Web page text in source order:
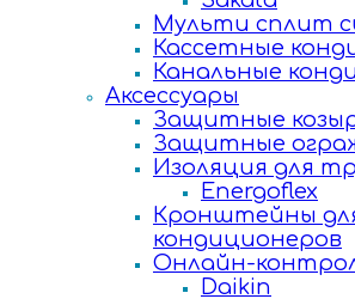
Мульти сплит
Кассетные
Канальные
Аксессуары
Защитные
Защитные
Изоляция для
Energoflex
Кронштейны
кондиционеров
Онлайн-
Daikin